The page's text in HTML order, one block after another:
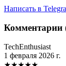
Написать в
Комментарии
TechEnthusiast
1 февраля 2026 г.